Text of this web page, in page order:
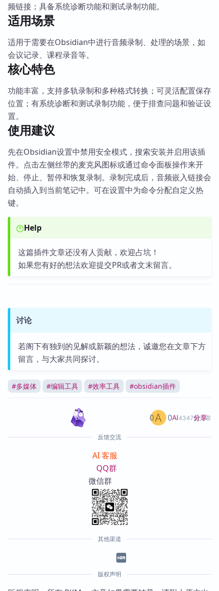
频链接；具备系统诊断功能和测试录制功能。
适用场景
适用于需要在Obsidian中进行音频录制、处理的场景，如
会议记录、课程录音等。
核心特色
功能丰富，支持多轨录制和多种格式转换；可灵活配置保存
位置；有系统诊断和测试录制功能，便于排查问题和验证设
置。
使用建议
先在Obsidian设置中禁用安全模式，搜索安装并启用该插
件。点击左侧丝带的麦克风图标或通过命令面板操作来开
始、停止、暂停和恢复录制。录制完成后，音频嵌入链接会
自动插入到当前笔记中。可在设置中为命令分配自定义热
键。
Help
这篇插件文章还没有人贡献，欢迎占坑！
如果您有好的想法欢迎提交PR或者文末留言。
讨论
若阁下有独到的见解或新颖的想法，诚邀您在文章下方
留言，与大家共同探讨。
#多媒体 #编辑工具 #效率工具 #obsidian插件
AI4347篇文章
0 0 分享
反馈交流
AI 客服
QQ群
微信群
其他渠道
版权声明